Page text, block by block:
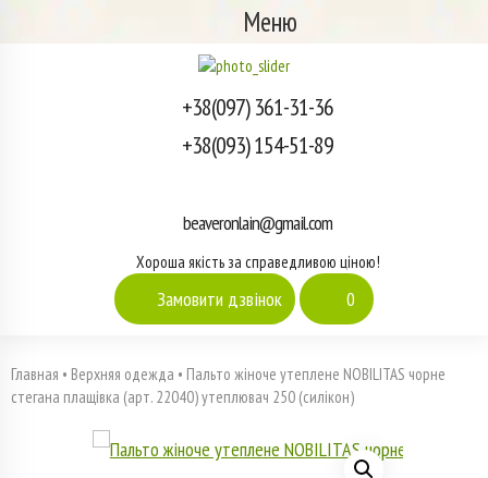
Меню
+38(097) 361-31-36
+38(093) 154-51-89
beaveronlain@gmail.com
Хороша якість за справедливою ціною!
Замовити дзвінок 0
Главная • Верхняя одежда • Пальто жіноче утеплене NOBILITAS чорне
стегана плащівка (арт. 22040) утеплювач 250 (силікон)